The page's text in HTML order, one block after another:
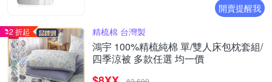
開賣提醒我
2 折起 精梳棉 台灣製
鴻宇 100%精梳純棉 單/雙人床包枕套組/
四季涼被 多款任選 均一價